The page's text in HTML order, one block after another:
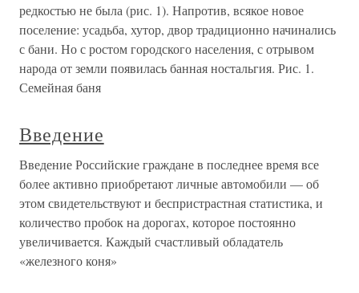
редкостью не была (рис. 1). Напротив, всякое новое
поселение: усадьба, хутор, двор традиционно начинались
с бани. Но с ростом городского населения, с отрывом
народа от земли появилась банная ностальгия. Рис. 1.
Семейная баня
Введение
Введение Российские граждане в последнее время все
более активно приобретают личные автомобили — об
этом свидетельствуют и беспристрастная статистика, и
количество пробок на дорогах, которое постоянно
увеличивается. Каждый счастливый обладатель
«железного коня»